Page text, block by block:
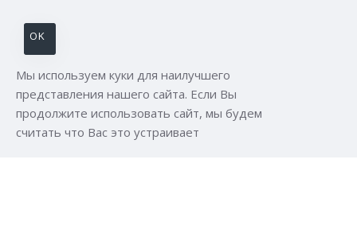
OK
Мы используем куки для наилучшего
представления нашего сайта. Если Вы
продолжите использовать сайт, мы будем
считать что Вас это устраивает